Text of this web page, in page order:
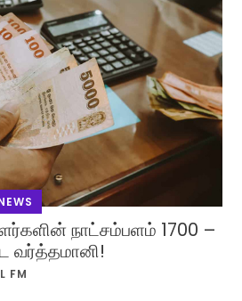
நாட்சம்பளம் 1700 –
வர்த்தமானி!
FM